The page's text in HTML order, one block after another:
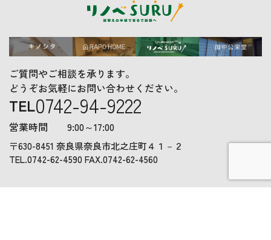
ご質問やご相談を承ります。
どうぞお気軽にお問い合わせください。
TEL0742-94-9222
営業時間 9:00～17:00
〒630-8451 奈良県奈良市北之庄町４１－２
TEL.0742-62-4590 FAX.0742-62-4560